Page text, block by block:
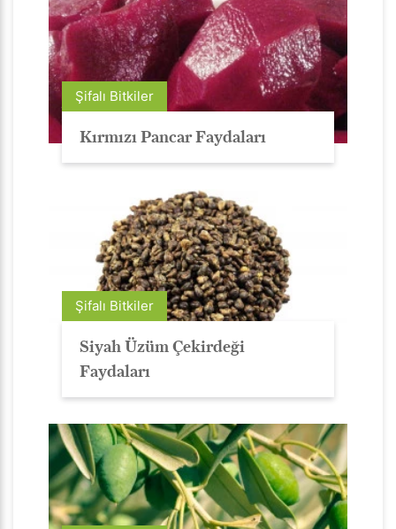
Şifalı Bitkiler
Kırmızı Pancar Faydaları
Şifalı Bitkiler
Siyah Üzüm Çekirdeği
Faydaları